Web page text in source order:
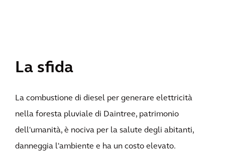
La sfida
La combustione di diesel per generare elettricità
nella foresta pluviale di Daintree, patrimonio
dell'umanità, è nociva per la salute degli abitanti,
danneggia l'ambiente e ha un costo elevato.